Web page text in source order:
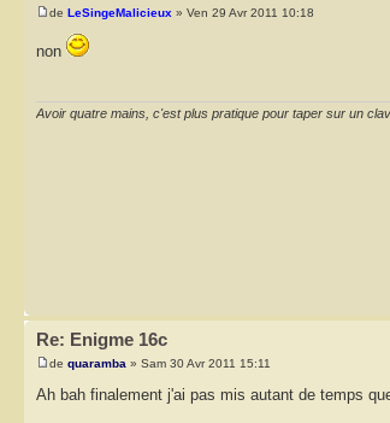
de LeSingeMalicieux » Ven 29 Avr 2011 10:18
non
Avoir quatre mains, c'est plus pratique pour taper sur un
Re: Enigme 16c
de quaramba » Sam 30 Avr 2011 15:11
Ah bah finalement j'ai pas mis autant de temps